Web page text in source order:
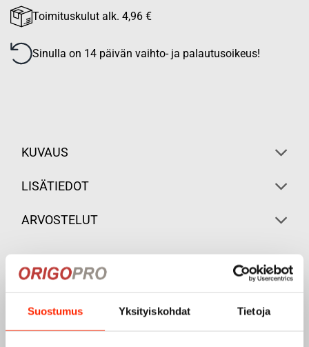
Suostumus Yksityiskohdat Tietoja
Toimituskulut alk. 4,96 €
Sinulla on 14 päivän vaihto- ja palautusoikeus!
KUVAUS
LISÄTIEDOT
ARVOSTELUT